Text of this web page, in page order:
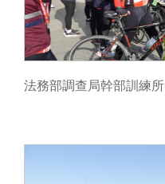
法務部調查局幹部訓練所